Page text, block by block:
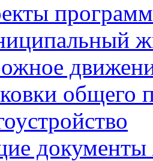
программ
общего